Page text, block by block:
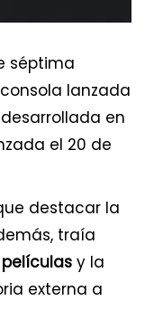
séptima
lanzada
en
el 20 de
destacar la
traía
y la
externa a